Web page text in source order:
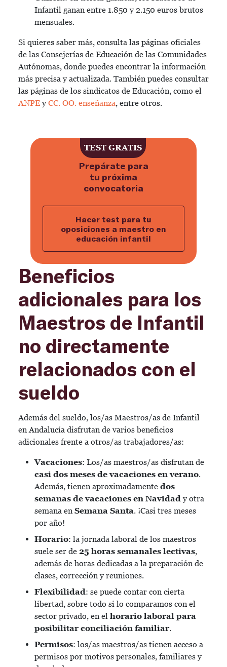
Infantil ganan entre 1.850 y 2.150 euros brutos
mensuales.
Si quieres saber más, consulta las páginas oficiales
de las Consejerías de Educación de las Comunidades
Autónomas, donde puedes encontrar la información
más precisa y actualizada. También puedes consultar
las páginas de los sindicatos de Educación, como el
ANPEy CC. OO. enseñanza, entre otros.
Prepárate para
tu próxima
convocatoria
Hacer test para tu
oposiciones a maestro en
educación infantil
TEST GRATIS
Beneficios
adicionales para los
Maestros de Infantil
no directamente
relacionados con el
sueldo
Además del sueldo, los/as Maestros/as de Infantil
en Andalucía disfrutan de varios beneficios
adicionales frente a otros/as trabajadores/as:
Vacaciones: Los/as maestros/as disfrutan de
casi dos meses de vacaciones en verano.
Además, tienen aproximadamente dos
semanas de vacaciones en Navidady otra
semana en Semana Santa. ¡Casi tres meses
por año!
Horario: la jornada laboral de los maestros
suele ser de 25 horas semanales lectivas,
además de horas dedicadas a la preparación de
clases, corrección y reuniones.
Flexibilidad: se puede contar con cierta
libertad, sobre todo si lo comparamos con el
sector privado, en el horario laboral para
posibilitar conciliación familiar.
Permisos: los/as maestros/as tienen acceso a
permisos por motivos personales, familiares y